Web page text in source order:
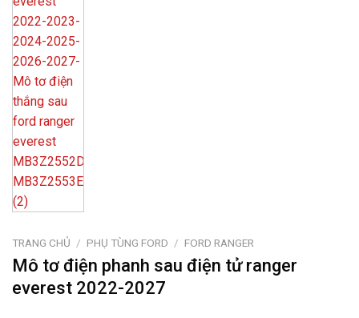
TRANG CHỦ / PHỤ TÙNG FORD / FORD RANGER
Mô tơ điện phanh sau điện tử ranger
everest 2022-2027